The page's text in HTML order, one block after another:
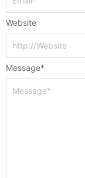
Message*
Website